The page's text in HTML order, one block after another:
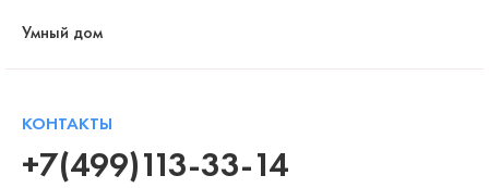
Умный дом
КОНТАКТЫ
+7(499)113-33-14